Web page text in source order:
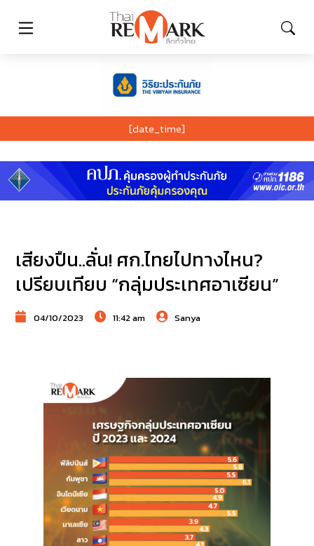
[date_time]
เสียงปืน..ลั่น! ศก.ไทยไปทางไหน?
เปรียบเทียบ “กลุ่มประเทศอาเซียน”
04/10/2023 11:42 am Sanya